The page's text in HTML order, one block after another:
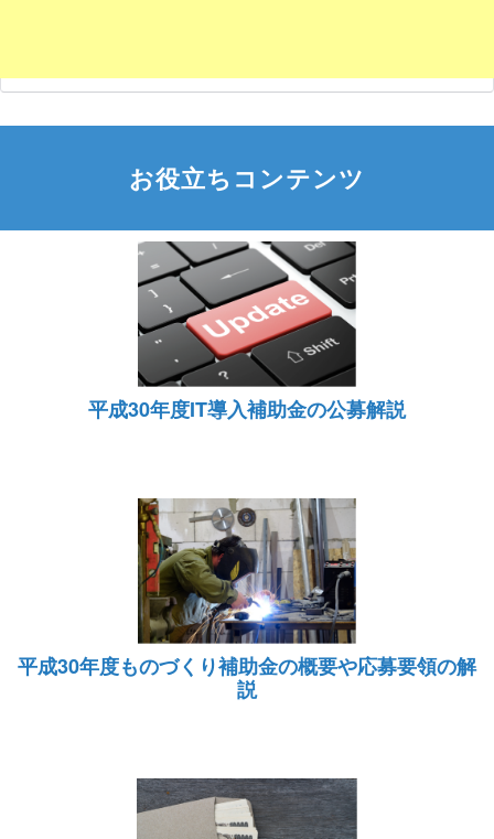
お役立ちコンテンツ
平成30年度IT導入補助金の公募解説
平成30年度ものづくり補助金の概要や応募要領の解
説